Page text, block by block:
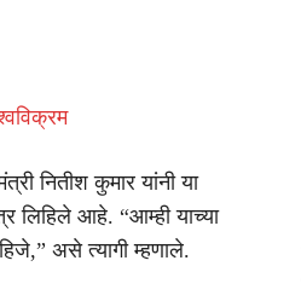
नितीश कुमार यांनी या
लिहिले आहे. “आम्ही याच्या
असे त्यागी म्हणाले.